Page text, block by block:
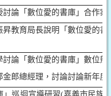
討論「數位愛的書庫」合作案
昇教育局長說明「數位愛的
討論「數位愛的書庫」數位競
金郎總經理，討論討論新年度
」巡迴宣導研習(嘉義市民族